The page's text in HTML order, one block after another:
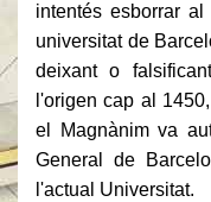
intentés esborrar
universitat de
deixant o
l'origen cap al
el Magnànim va
General de
l'actual Universitat.